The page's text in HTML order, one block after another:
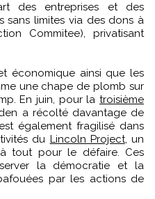
des entreprises et des
sans limites via des dons à
Commitee), privatisant
économique ainsi que les
une chape de plomb sur
En juin, pour la troisième
a récolté davantage de
également fragilisé dans
du Lincoln Project, un
tout pour le défaire. Ces
la démocratie et la
par les actions de